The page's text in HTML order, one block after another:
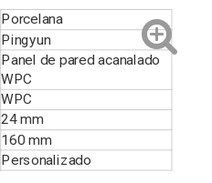
Porcelana
Pingyun
Panel de pared acanalado
WPC
WPC
24 mm
160 mm
Personalizado